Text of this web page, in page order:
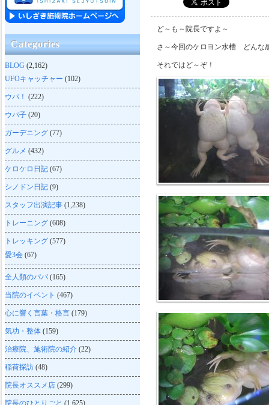
ど～も～院長ですよ～
さ～今回のケロヨン水槽 どんな
それではど～ぞ！
Categories
BLOG (2,162)
UFOキャッチャー (102)
ウパ！ (222)
ウパ子 (20)
ガーデニング (77)
グルメ (432)
ケロケロ日記 (67)
シノドン日記 (9)
スタッフ出演記事 (1,238)
トレーニング (608)
トレッキング (577)
愛3会 (67)
全人類のパパ (165)
当院のイベント (467)
心に響く言葉・格言 (179)
気功・整体 (159)
治療院、施術院の紹介 (22)
稲荷探訪 (48)
院長オススメ店 (299)
院長のひとりごと (1,625)